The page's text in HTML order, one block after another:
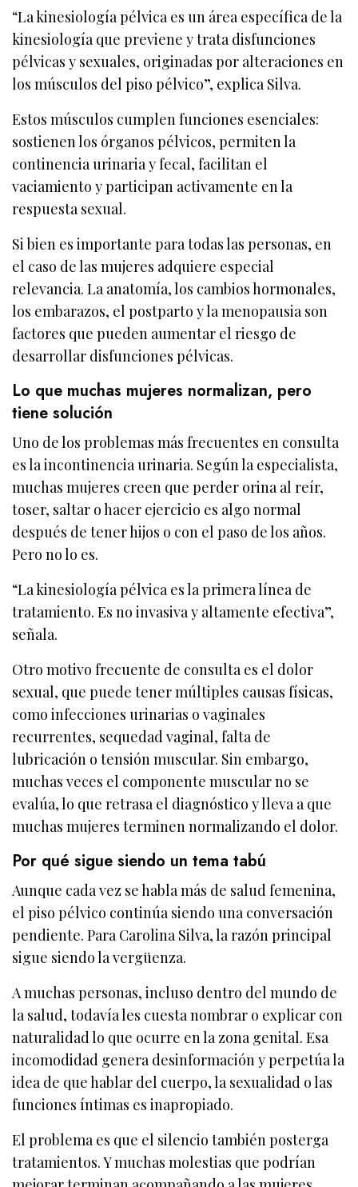
“La kinesiología pélvica es un área específica de la
kinesiología que previene y trata disfunciones
pélvicas y sexuales, originadas por alteraciones en
los músculos del piso pélvico”, explica Silva.
Estos músculos cumplen funciones esenciales:
sostienen los órganos pélvicos, permiten la
continencia urinaria y fecal, facilitan el
vaciamiento y participan activamente en la
respuesta sexual.
Si bien es importante para todas las personas, en
el caso de las mujeres adquiere especial
relevancia. La anatomía, los cambios hormonales,
los embarazos, el postparto y la menopausia son
factores que pueden aumentar el riesgo de
desarrollar disfunciones pélvicas.
Lo que muchas mujeres normalizan, pero
tiene solución
Uno de los problemas más frecuentes en consulta
es la incontinencia urinaria. Según la especialista,
muchas mujeres creen que perder orina al reír,
toser, saltar o hacer ejercicio es algo normal
después de tener hijos o con el paso de los años.
Pero no lo es.
“La kinesiología pélvica es la primera línea de
tratamiento. Es no invasiva y altamente efectiva”,
señala.
Otro motivo frecuente de consulta es el dolor
sexual, que puede tener múltiples causas físicas,
como infecciones urinarias o vaginales
recurrentes, sequedad vaginal, falta de
lubricación o tensión muscular. Sin embargo,
muchas veces el componente muscular no se
evalúa, lo que retrasa el diagnóstico y lleva a que
muchas mujeres terminen normalizando el dolor.
Por qué sigue siendo un tema tabú
Aunque cada vez se habla más de salud femenina,
el piso pélvico continúa siendo una conversación
pendiente. Para Carolina Silva, la razón principal
sigue siendo la vergüenza.
A muchas personas, incluso dentro del mundo de
la salud, todavía les cuesta nombrar o explicar con
naturalidad lo que ocurre en la zona genital. Esa
incomodidad genera desinformación y perpetúa la
idea de que hablar del cuerpo, la sexualidad o las
funciones íntimas es inapropiado.
El problema es que el silencio también posterga
tratamientos. Y muchas molestias que podrían